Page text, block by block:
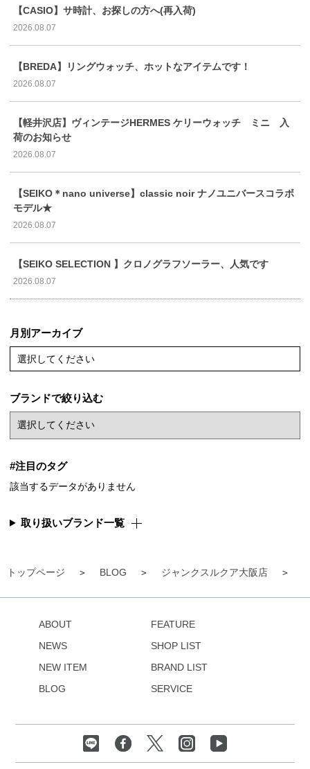
トップページ BLOG ジャンクスルクア大阪店
【CASIO】サ時計、お探しの方へ(再入荷)
2026.08.07
【BREDA】リングウォッチ、ホットなアイテムです！
2026.08.07
【軽井沢店】ヴィンテージHERMES ケリーウォッチ ミニ 入
荷のお知らせ
2026.08.07
【SEIKO＊nano universe】classic noir ナノユニバースコラボ
モデル★
2026.08.07
【SEIKO SELECTION 】クロノグラフソーラー、人気です
2026.08.07
月別アーカイブ
選択してください
ブランドで絞り込む
#注目のタグ
該当するデータがありません
取り扱いブランド一覧
ABOUT
NEWS
NEW ITEM
BLOG
FEATURE
SHOP LIST
BRAND LIST
SERVICE